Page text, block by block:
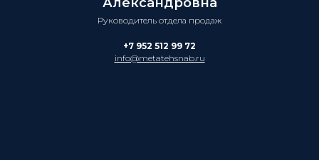
Руководитель отдела продаж
+7 952 512 99 72
info@metatehsnab.ru